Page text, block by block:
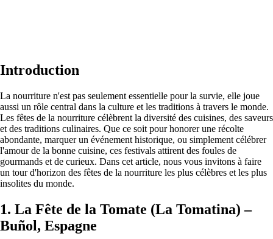
Introduction
La nourriture n'est pas seulement essentielle pour la survie, elle joue
aussi un rôle central dans la culture et les traditions à travers le monde.
Les fêtes de la nourriture célèbrent la diversité des cuisines, des saveurs
et des traditions culinaires. Que ce soit pour honorer une récolte
abondante, marquer un événement historique, ou simplement célébrer
l'amour de la bonne cuisine, ces festivals attirent des foules de
gourmands et de curieux. Dans cet article, nous vous invitons à faire
un tour d'horizon des fêtes de la nourriture les plus célèbres et les plus
insolites du monde.
1. La Fête de la Tomate (La Tomatina) –
Buñol, Espagne